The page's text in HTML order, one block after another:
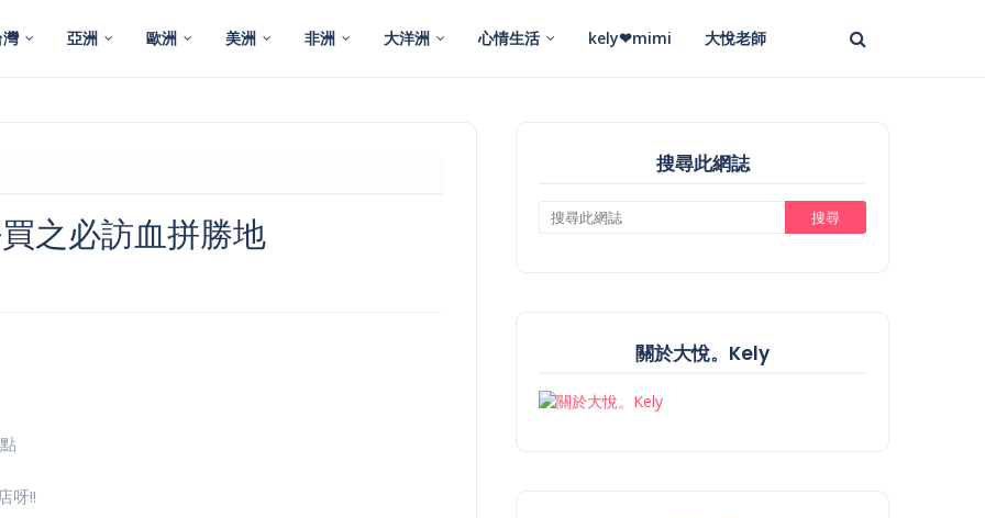
亞洲 歐洲 美洲 非洲 大洋洲 心情生活 kely❤mimi 大悅老師
之必訪血拼勝地
呀!!
搜尋此網誌
關於大悅。Kely